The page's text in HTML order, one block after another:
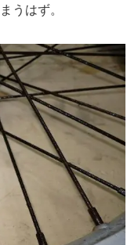
うはず。